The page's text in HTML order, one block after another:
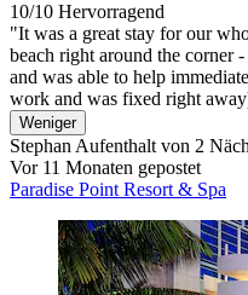
10/10 Hervorragend
"It was a great stay for our
beach right around the corner
and was able to help
work and was fixed right
Weniger
Stephan Aufenthalt von 2
Vor 11 Monaten gepostet
Paradise Point Resort & Spa